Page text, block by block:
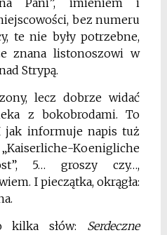
Pani”, imieniem i
bez numeru
te nie były potrzebne,
znana listonoszowi w
Strypą.
lecz dobrze widać
z bokobrodami. To
jak informuje napis tuż
Koenigliche
5… groszy czy…,
I pieczątka, okrągła:
kilka słów: Serdeczne